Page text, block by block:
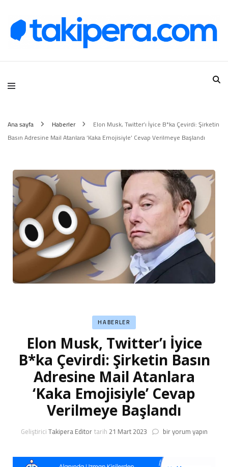
Takipera Dijital Hizmetler
Ana sayfa Haberler
Elon Musk, Twitter’ı İyice B*ka Çevirdi: Şirketin
Basın Adresine Mail Atanlara ‘Kaka Emojisiyle’ Cevap Verilmeye Başlandı
HABERLER
Elon Musk, Twitter’ı İyice
B*ka Çevirdi: Şirketin Basın
Adresine Mail Atanlara
‘Kaka Emojisiyle’ Cevap
Verilmeye Başlandı
GeliştiriciTakipera Editortarih 21 Mart 2023 Elon
İyice
bir yorum yapın